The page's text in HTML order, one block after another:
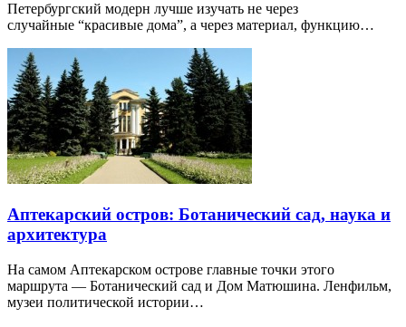
Петербургский модерн лучше изучать не через
случайные “красивые дома”, а через материал, функцию…
Аптекарский остров: Ботанический сад, наука и
архитектура
На самом Аптекарском острове главные точки этого
маршрута — Ботанический сад и Дом Матюшина. Ленфильм,
музеи политической истории…